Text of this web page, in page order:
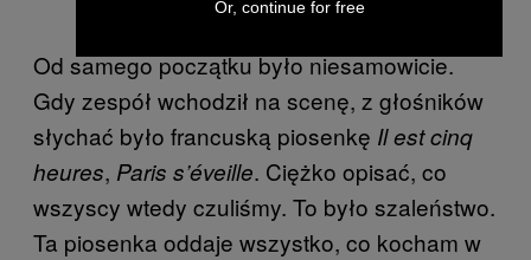
Od samego początku było niesamowicie.
Gdy zespół wchodził na scenę, z głośników
słychać było francuską piosenkę Il est cinq
heures, Paris s’éveille. Ciężko opisać, co
wszyscy wtedy czuliśmy. To było szaleństwo.
Ta piosenka oddaje wszystko, co kocham w
Or, continue for free